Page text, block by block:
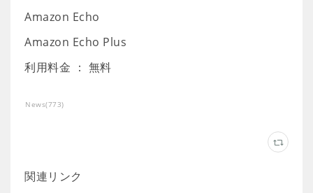
Amazon Echo
Amazon Echo Plus
利用料金 ： 無料
News(773)
関連リンク